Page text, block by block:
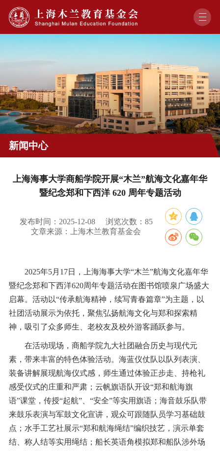
新闻中心
上海海事大学商船学院开展“木兰”航海文化嘉年华
暨纪念郑和下西洋 620 周年专题活动
发布时间：2025-12-08 浏览次数： 85
文章来源：上海木兰教育基金会
2025年5月17日，上海海事大学“木兰”航海文化嘉年华
暨纪念郑和下西洋620周年专题活动在图书馆喷泉广场盛大
启幕。活动以“传承航海精神，续写青春篇章”为主题，以
社团活动展示为依托，聚焦弘扬航海文化与郑和探索精
神，吸引了众多师生、老校友及校外游客踊跃参与。
在活动现场，商船学院九大社团融合历史与现代元
素，带来丰富的特色体验活动。海蓝仪仗队以队列表演、
装备讲解展现航海仪式感，师生通过体验正步走、持枪礼
感受仪式的庄重和严肃；云帆旗语队开设“郑和航海旗
语”课堂，传授“起航”、“安全”等实用旗语；海音鼓乐队带
来鼓乐表演与军鼓文化宣讲，观众可跟随队员学习基础鼓
点；水手工艺社展示“郑和航海绳结”编织技艺，演示单套
结、称人结等实用绳结；船长英语角模拟郑和船队涉外场